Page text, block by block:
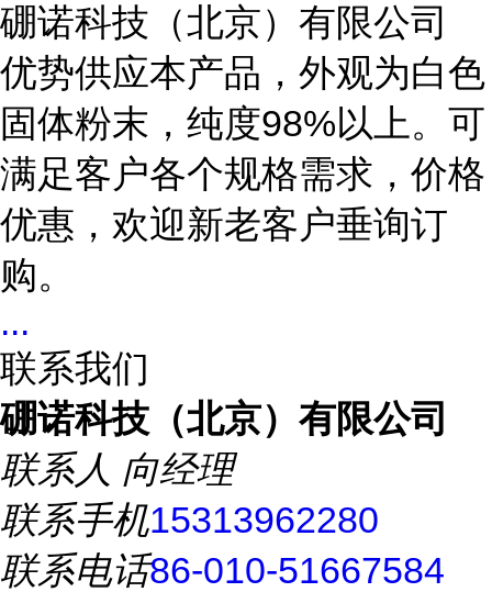
硼诺科技（北京）有限公司
优势供应本产品，外观为白色
固体粉末，纯度98%以上。可
满足客户各个规格需求，价格
优惠，欢迎新老客户垂询订
购。
...
联系我们
硼诺科技（北京）有限公司
联系人 向经理
联系手机15313962280
联系电话86-010-51667584